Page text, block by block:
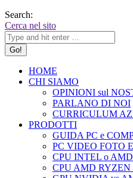
Search:
Cerca nel sito
HOME
CHI SIAMO
OPINIONI sul
PARLANO DI NOI
CURRICULUM
PRODOTTI
GUIDA PC e
PC VIDEO FOTO
CPU INTEL o AMD
CPU AMD RYZEN